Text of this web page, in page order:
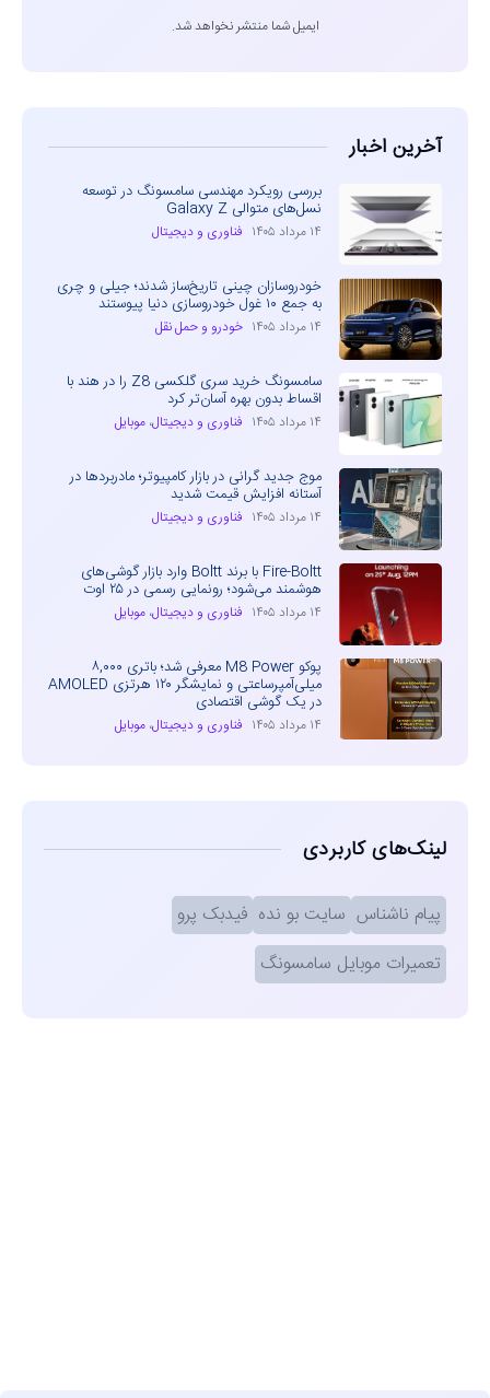
ایمیل شما منتشر نخواهد شد.
آخرین اخبار
بررسی رویکرد مهندسی سامسونگ در توسعه
نسل‌های متوالی Galaxy Z
۱۴ مرداد ۱۴۰۵ فناوری و دیجیتال
خودروسازان چینی تاریخ‌ساز شدند؛ جیلی و چری
به جمع ۱۰ غول خودروسازی دنیا پیوستند
۱۴ مرداد ۱۴۰۵ خودرو و حمل نقل
سامسونگ خرید سری گلکسی Z8 را در هند با
اقساط بدون بهره آسان‌تر کرد
۱۴ مرداد ۱۴۰۵ فناوری و دیجیتال، موبایل
موج جدید گرانی در بازار کامپیوتر؛ مادربردها در
آستانه افزایش قیمت شدید
۱۴ مرداد ۱۴۰۵ فناوری و دیجیتال
Fire-Boltt با برند Boltt وارد بازار گوشی‌های
هوشمند می‌شود؛ رونمایی رسمی در ۲۵ اوت
۱۴ مرداد ۱۴۰۵ فناوری و دیجیتال، موبایل
پوکو M8 Power معرفی شد؛ باتری ۸,۰۰۰
میلی‌آمپرساعتی و نمایشگر ۱۲۰ هرتزی AMOLED
در یک گوشی اقتصادی
۱۴ مرداد ۱۴۰۵ فناوری و دیجیتال، موبایل
لینک‌های کاربردی
پیام ناشناس سایت بو نده فیدبک پرو
تعمیرات موبایل سامسونگ